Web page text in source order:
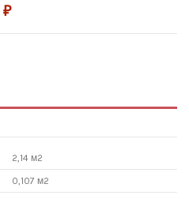
₽
2,14 м2
0,107 м2